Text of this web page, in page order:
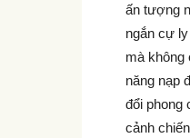
ấn tượng
ngắn cự
mà không
năng nạp
đổi phong
cảnh